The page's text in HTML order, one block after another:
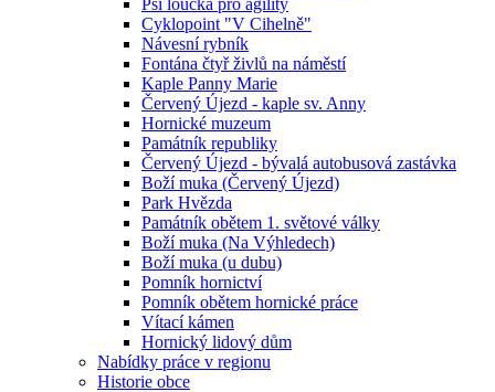
Psí loučka pro agility
Cyklopoint "V Cihelně"
Návesní rybník
Fontána čtyř živlů na náměstí
Kaple Panny Marie
Červený Újezd - kaple sv. Anny
Hornické muzeum
Památník republiky
Červený Újezd - bývalá autobusová zastávka
Boží muka (Červený Újezd)
Park Hvězda
Památník obětem 1. světové války
Boží muka (Na Výhledech)
Boží muka (u dubu)
Pomník hornictví
Pomník obětem hornické práce
Vítací kámen
Hornický lidový dům
Nabídky práce v regionu
Historie obce